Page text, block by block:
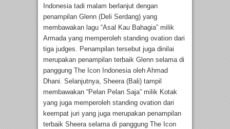
Indonesia tadi malam berlanjut dengan
penampilan Glenn (Deli Serdang) yang
membawakan lagu “Asal Kau Bahagia” milik
Armada yang memperoleh standing ovation dari
tiga judges. Penampilan tersebut juga dinilai
merupakan penampilan terbaik Glenn selama di
panggung The Icon Indonesia oleh Ahmad
Dhani. Selanjutnya, Sheera (Bali) tampil
membawakan “Pelan Pelan Saja” milik Kotak
yang juga memperoleh standing ovation dari
keempat juri yang juga merupakan penampilan
terbaik Sheera selama di panggung The Icon